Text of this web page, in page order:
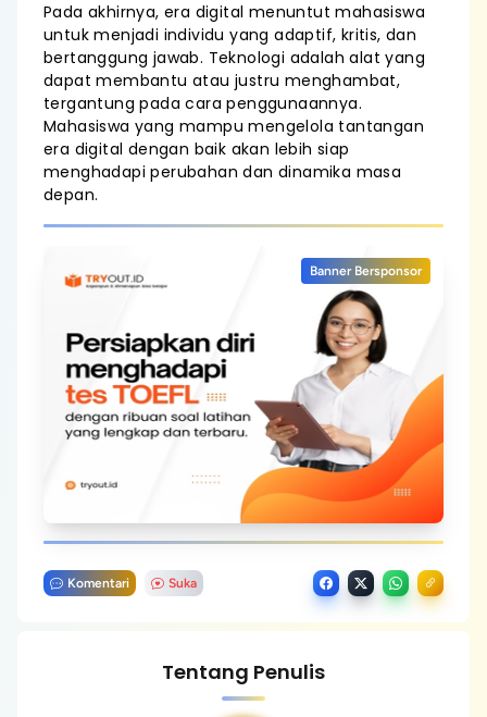
Pada akhirnya, era digital menuntut mahasiswa
untuk menjadi individu yang adaptif, kritis, dan
bertanggung jawab. Teknologi adalah alat yang
dapat membantu atau justru menghambat,
tergantung pada cara penggunaannya.
Mahasiswa yang mampu mengelola tantangan
era digital dengan baik akan lebih siap
menghadapi perubahan dan dinamika masa
depan.
Banner Bersponsor
Komentari Suka
Tentang Penulis